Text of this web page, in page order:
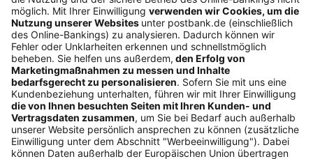
Folgen Sie uns